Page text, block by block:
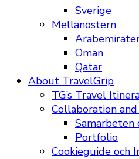
Sverige
Mellanöstern
Oman
Qatar
About TravelGrip
TG’s Travel
Collaboration
Samarbeten
Portfolio
Cookieguide och